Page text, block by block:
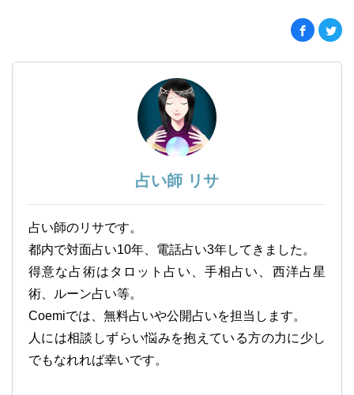
占い師 リサ
占い師のリサです。
都内で対面占い10年、電話占い3年してきました。
得意な占術はタロット占い、手相占い、西洋占星
術、ルーン占い等。
Coemiでは、無料占いや公開占いを担当します。
人には相談しずらい悩みを抱えている方の力に少し
でもなれれば幸いです。